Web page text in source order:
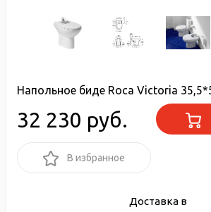
Напольное биде Roca Victoria
32 230 руб.
В избранное
Доставка в